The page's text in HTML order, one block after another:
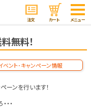
注文 カート メニュー
無料！
ベント･キャンペーン情報
ーンを行います！
・・